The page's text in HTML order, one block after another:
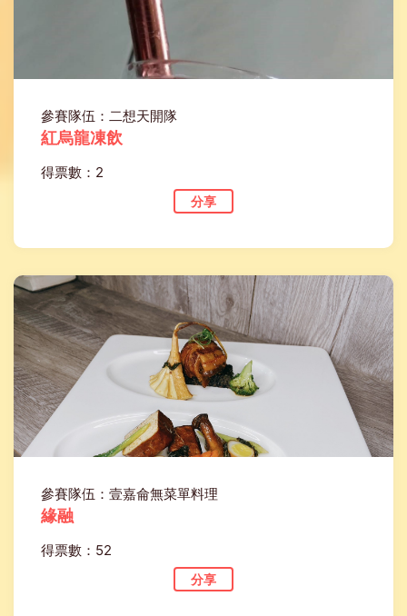
參賽隊伍：二想天開隊
紅烏龍凍飲
得票數：2
分享
參賽隊伍：壹嘉侖無菜單料理
緣融
得票數：52
分享